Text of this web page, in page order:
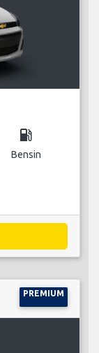
local_gas_station
Bensin
PREMIUM